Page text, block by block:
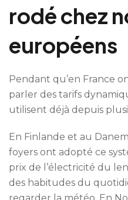
rodé chez
européens
Pendant qu’en France
parler des tarifs
utilisent déjà depuis
En Finlande et au
foyers ont adopté ce
prix de l’électricité du
des habitudes du